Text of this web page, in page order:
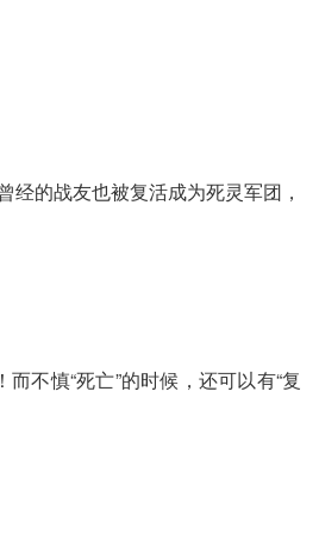
的战友也被复活成为死灵军团，
不慎“死亡”的时候，还可以有“复